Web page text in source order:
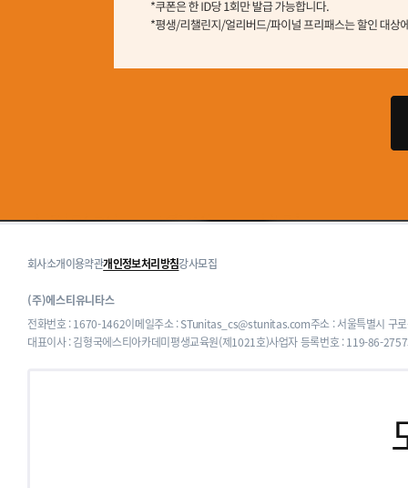
회사소개이용약관개인정보처리방침강사모집
(주)에스티유니타스
전화번호 : 1670-1462이메일주소 : STunitas_cs@stunitas.com주소 : 서울특별시 구
대표이사 : 김형국에스티아카데미평생교육원(제1021호)사업자 등록번호 : 119-86-